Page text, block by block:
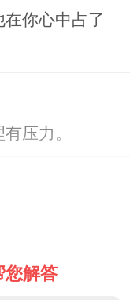
你心中占了
压力。
离)。
您解答